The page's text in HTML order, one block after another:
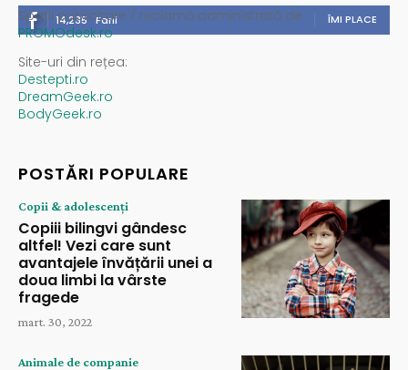
14,235 Fani ÎMI PLACE
Spații publicitare / reclamă administrată de
PROMOdesk.ro
Site-uri din rețea:
Destepti.ro
DreamGeek.ro
BodyGeek.ro
POSTĂRI POPULARE
Copii & adolescenți
Copiii bilingvi gândesc
altfel! Vezi care sunt
avantajele învățării unei a
doua limbi la vârste
fragede
mart. 30, 2022
Animale de companie